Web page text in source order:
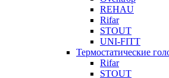
REHAU
Rifar
STOUT
UNI-FITT
Термостатические
Rifar
STOUT